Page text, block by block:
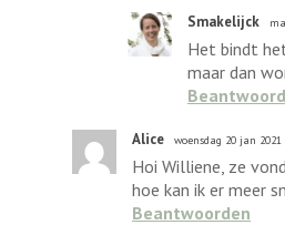
Smakelijck
Het bindt
maar dan
Alice woensdag 20 jan 2021
Hoi Williene, ze
hoe kan ik er meer
Beantwoorden